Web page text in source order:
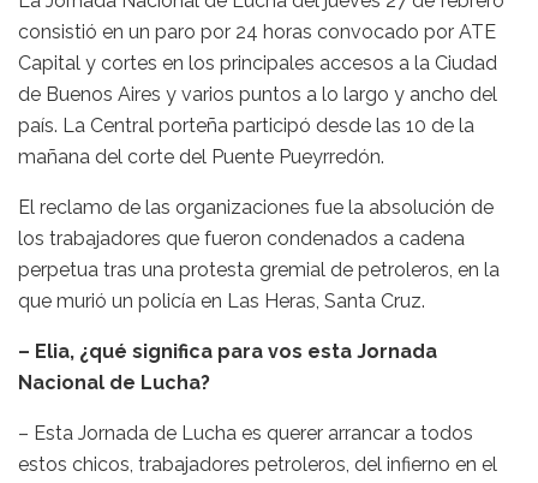
consistió en un paro por 24 horas convocado por ATE
Capital y cortes en los principales accesos a la Ciudad
de Buenos Aires y varios puntos a lo largo y ancho del
país. La Central porteña participó desde las 10 de la
mañana del corte del Puente Pueyrredón.
El reclamo de las organizaciones fue la absolución de
los trabajadores que fueron condenados a cadena
perpetua tras una protesta gremial de petroleros, en la
que murió un policía en Las Heras, Santa Cruz.
– Elia, ¿qué significa para vos esta Jornada
Nacional de Lucha?
– Esta Jornada de Lucha es querer arrancar a todos
estos chicos, trabajadores petroleros, del infierno en el